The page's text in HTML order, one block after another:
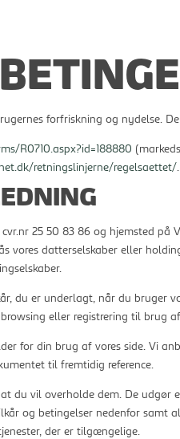
forfriskning og nydelse.
R0710.aspx?id=188880
retningslinjerne/regelsaettet/.
25 50 83 86 og hjemsted på
vores datterselskaber eller
du er underlagt, når du bruger
eller registrering til brug
for din brug af vores side. Vi
til fremtidig reference.
du vil overholde dem. De
og betingelser nedenfor samt
der er tilgængelige.